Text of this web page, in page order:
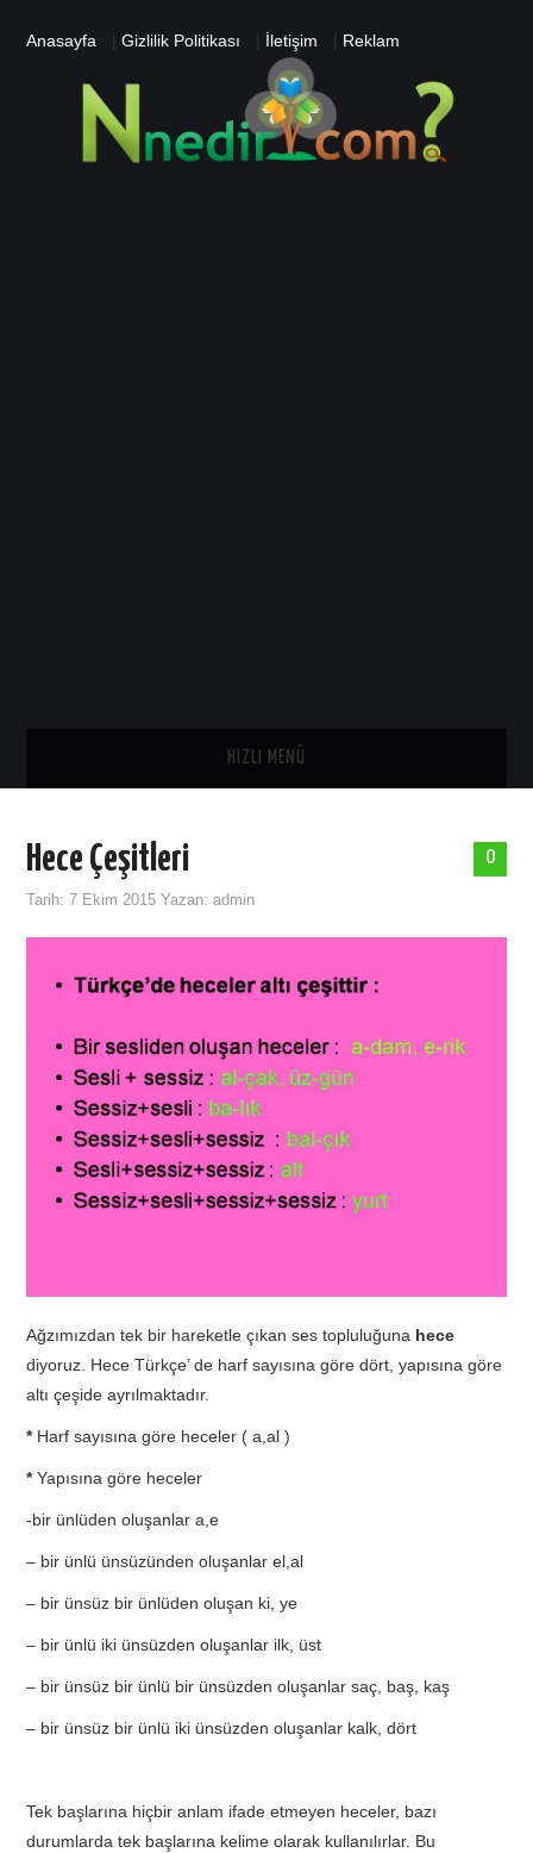
Anasayfa |Gizlilik Politikası İletişim Reklam
HIZLI MENÜ
GENEL
TARIH
ASTROLOJI
TATIL
BIYOLOJI
REHBERLIK
0
Hece Çeşitleri
Tarih:7 Ekim 2015 Yazan:admin
Ağzımızdan tek bir hareketle çıkan ses topluluğuna hece
diyoruz. Hece Türkçe’ de harf sayısına göre dört, yapısına göre
altı çeşide ayrılmaktadır.
* Harf sayısına göre heceler ( a,al )
*Yapısına göre heceler
-bir ünlüden oluşanlar a,e
– bir ünlü ünsüzünden oluşanlar el,al
– bir ünsüz bir ünlüden oluşan ki, ye
– bir ünlü iki ünsüzden oluşanlar ilk, üst
– bir ünsüz bir ünlü bir ünsüzden oluşanlar saç, baş, kaş
– bir ünsüz bir ünlü iki ünsüzden oluşanlar kalk, dört
Tek başlarına hiçbir anlam ifade etmeyen heceler, bazı
durumlarda tek başlarına kelime olarak kullanılırlar. Bu